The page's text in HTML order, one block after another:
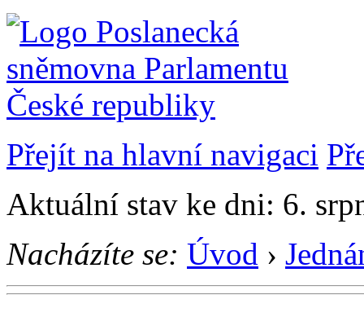
Přejít na hlavní navigaci
Aktuální stav ke dni: 6.
Nacházíte se: Úvod ›